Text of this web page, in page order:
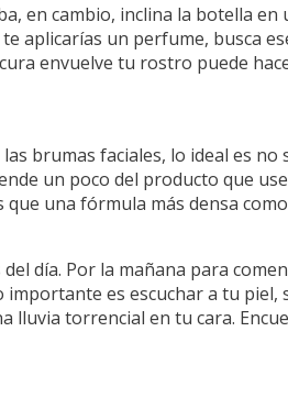
en cambio, inclina la botella
aplicarías un perfume, busca
envuelve tu rostro puede
brumas faciales, lo ideal es
un poco del producto que
una fórmula más densa como
día. Por la mañana para
es escuchar a tu piel,
lluvia torrencial en tu cara.